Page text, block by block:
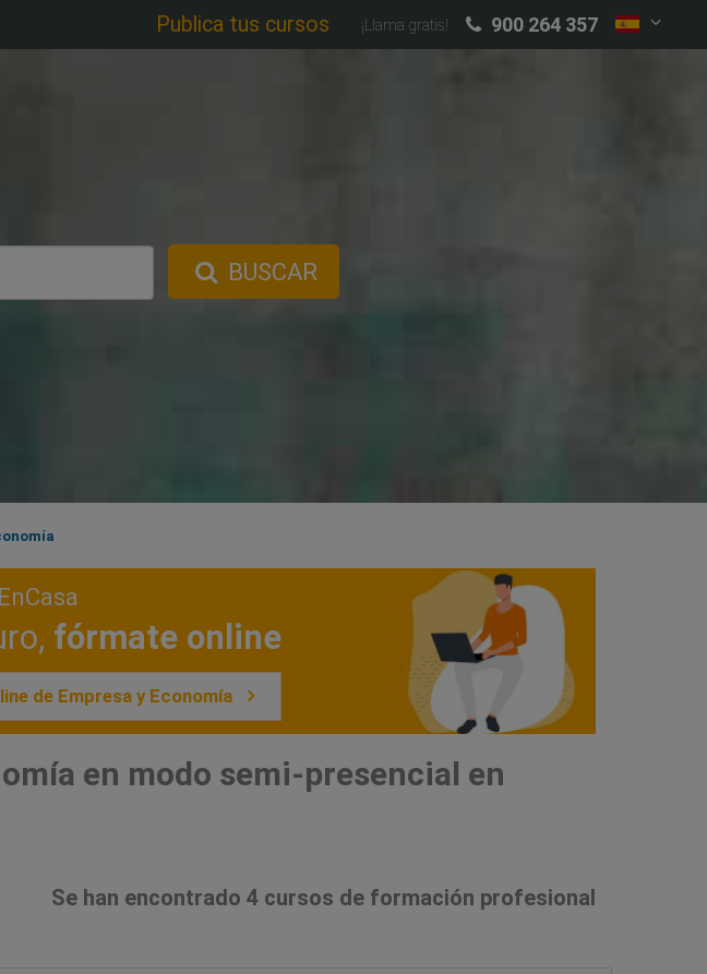
Publica tus cursos ¡Llama gratis! 900 264 357
BUSCAR
fórmate online
de Empresa y Economía
en modo semi-presencial en
Se han encontrado 4 cursos de formación profesional